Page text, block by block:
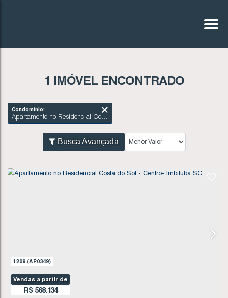
1 IMÓVEL ENCONTRADO
Condomínio:
Busca Avançada